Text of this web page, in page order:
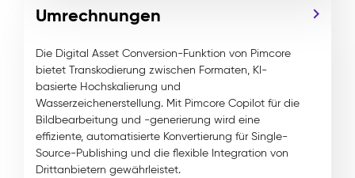
Umrechnungen
Die Digital Asset Conversion-Funktion von Pimcore
bietet Transkodierung zwischen Formaten, KI-
basierte Hochskalierung und
Wasserzeichenerstellung. Mit Pimcore Copilot für die
Bildbearbeitung und -generierung wird eine
effiziente, automatisierte Konvertierung für Single-
Source-Publishing und die flexible Integration von
Drittanbietern gewährleistet.